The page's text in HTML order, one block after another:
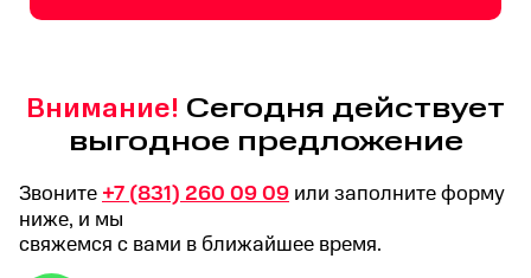
Внимание! Сегодня действует
выгодное предложение
Звоните +7 (831) 260 09 09 или заполните форму
ниже, и мы
свяжемся с вами в ближайшее время.